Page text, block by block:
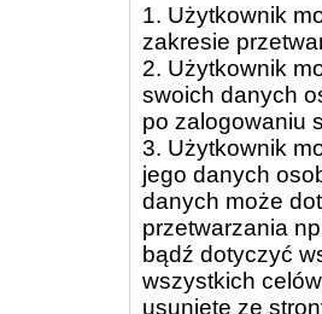
1. Użytkownik
zakresie
2. Użytkownik
swoich danych
po zalogowaniu
3. Użytkownik
jego danych
danych może
przetwarzania
bądź dotyczyć
wszystkich
usunięte ze